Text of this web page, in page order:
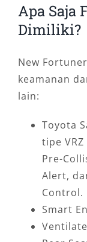
Apa Saja
Dimiliki?
New
keamanan
lain:
Toyota
tipe
Pre-
Alert,
Control.
Smart